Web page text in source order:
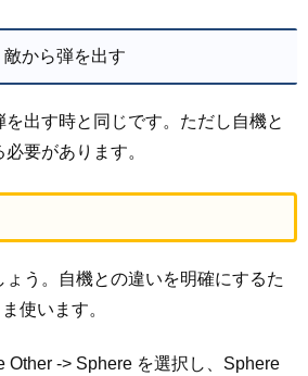
敵から弾を出す
出す時と同じです。ただし自機と
要があります。
ょう。自機との違いを明確にするた
使います。
Other -> Sphere を選択し、Sphere